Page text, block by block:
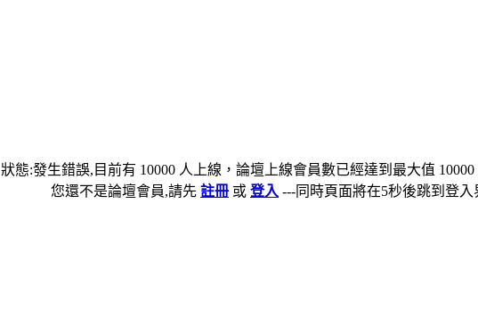
狀態:發生錯誤,目前有 10000 人上線，論壇上線會員數已經達到最大值
您還不是論壇會員,請先 註冊 或 登入 ---同時頁面將在5秒後跳到登入